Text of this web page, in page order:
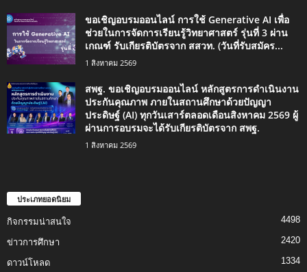
ขอเชิญอบรมออนไลน์ การใช้ Generative AI เพื่อ
ช่วยในการจัดการเรียนรู้วิทยาศาสตร์ รุ่นที่ 3 ผ่าน
เกณฑ์ รับเกียรติบัตรจาก สสวท. (วันที่รับสมัคร...
1 สิงหาคม 2569
สพฐ. ขอเชิญอบรมออนไลน์ หลักสูตรการดำเนินงาน
ประกันคุณภาพ ภายในสถานศึกษาด้วยปัญญา
ประดิษฐ์ (AI) ทุกวันเสาร์ตลอดเดือนสิงหาคม 2569 ผู้
ผ่านการอบรมจะได้รับเกียรติบัตรจาก สพฐ.
1 สิงหาคม 2569
ประเภทยอดนิยม
กิจกรรมน่าสนใจ 4498
ข่าวการศึกษา 2420
ดาวน์โหลด 1334